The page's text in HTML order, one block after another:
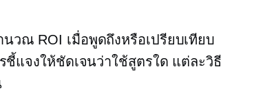
วณ ROI เมื่อพูดถึงหรือเปรียบเทียบ
ชี้แจงให้ชัดเจนว่าใช้สูตรใด แต่ละวิธี